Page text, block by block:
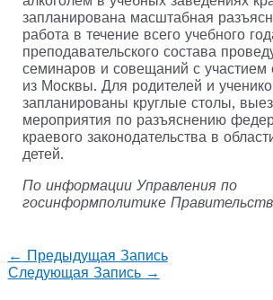
запланирована масштабная
работа в течение всего учебного
преподавательского состава
семинаров и совещаний с участием
из Москвы. Для родителей и
запланированы круглые столы,
мероприятия по разъяснению
краевого законодательства в
детей.
По информации Управления по
госинформполитике
← Предыдущая Запись
Следующая Запись →